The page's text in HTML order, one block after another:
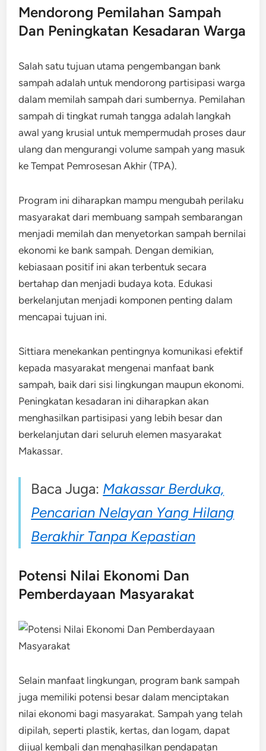
Mendorong Pemilahan Sampah
Dan Peningkatan Kesadaran Warga
Salah satu tujuan utama pengembangan bank
sampah adalah untuk mendorong partisipasi warga
dalam memilah sampah dari sumbernya. Pemilahan
sampah di tingkat rumah tangga adalah langkah
awal yang krusial untuk mempermudah proses daur
ulang dan mengurangi volume sampah yang masuk
ke Tempat Pemrosesan Akhir (TPA).
Program ini diharapkan mampu mengubah perilaku
masyarakat dari membuang sampah sembarangan
menjadi memilah dan menyetorkan sampah bernilai
ekonomi ke bank sampah. Dengan demikian,
kebiasaan positif ini akan terbentuk secara
bertahap dan menjadi budaya kota. Edukasi
berkelanjutan menjadi komponen penting dalam
mencapai tujuan ini.
Sittiara menekankan pentingnya komunikasi efektif
kepada masyarakat mengenai manfaat bank
sampah, baik dari sisi lingkungan maupun ekonomi.
Peningkatan kesadaran ini diharapkan akan
menghasilkan partisipasi yang lebih besar dan
berkelanjutan dari seluruh elemen masyarakat
Makassar.
Baca Juga: Makassar Berduka,
Pencarian Nelayan Yang Hilang
Berakhir Tanpa Kepastian
Potensi Nilai Ekonomi Dan
Pemberdayaan Masyarakat
Selain manfaat lingkungan, program bank sampah
juga memiliki potensi besar dalam menciptakan
nilai ekonomi bagi masyarakat. Sampah yang telah
dipilah, seperti plastik, kertas, dan logam, dapat
dijual kembali dan menghasilkan pendapatan